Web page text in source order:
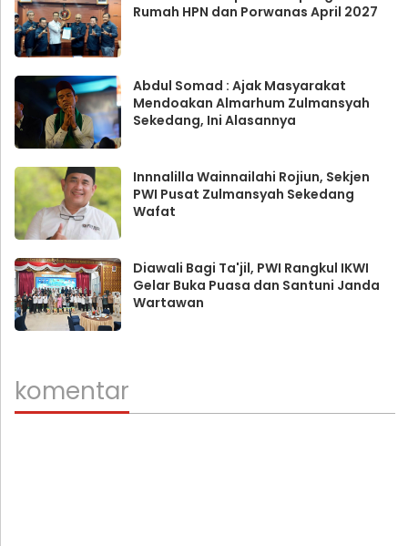
Rumah HPN dan Porwanas April 2027
Abdul Somad : Ajak Masyarakat
Mendoakan Almarhum Zulmansyah
Sekedang, Ini Alasannya
Innnalilla Wainnailahi Rojiun, Sekjen
PWI Pusat Zulmansyah Sekedang
Wafat
Diawali Bagi Ta'jil, PWI Rangkul IKWI
Gelar Buka Puasa dan Santuni Janda
Wartawan
komentar